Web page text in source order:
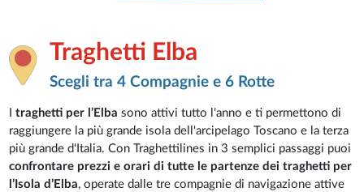
Traghetti Elba
Scegli tra 4 Compagnie e 6 Rotte
Itraghetti per l’Elba sono attivi tutto l'anno e ti permettono di
raggiungere la più grande isola dell'arcipelago Toscano e la terza
più grande d'Italia. Con Traghettilines in 3 semplici passaggi puoi
confrontare prezzi e orari di tutte le partenze dei traghetti per
l’Isola d’Elba, operate dalle tre compagnie di navigazione attive